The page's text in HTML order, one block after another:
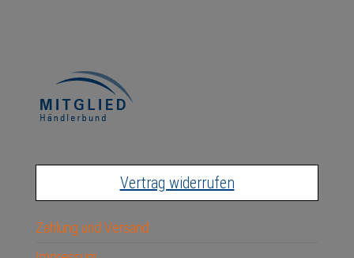
Vertrag widerrufen
Zahlung und Versand